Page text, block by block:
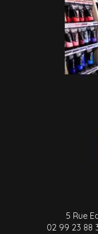
5 Rue
02 99 23 88